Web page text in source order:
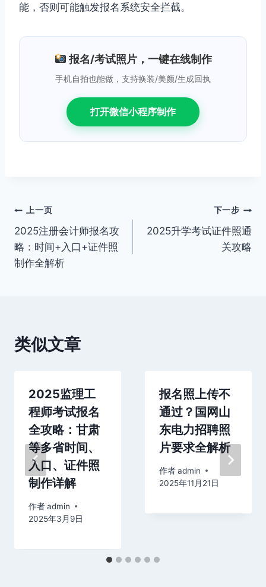
能，否则可能触发报名系统安全拦截。
报名/考试照片，一键在线制作
手机自拍也能做，支持换装/美颜/生成回执
打开微信小程序制作
文
章
导
上一页
2025注册会计师报名攻
略：时间+入口+证件照
制作全解析
下一步
2025升学考试证件照通
关攻略
类似文章
2025监理工
程师考试报名
全攻略：甘肃
等多省时间、
入口、证件照
制作详解
作者admin
2025年3月9日
报名照上传不
通过？国网山
东电力招聘照
片要求全解析
作者admin
2025年11月21日